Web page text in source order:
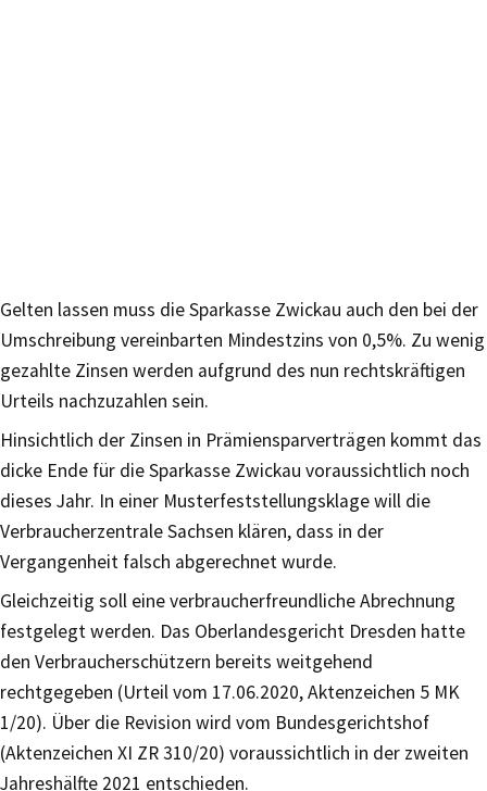
Gelten lassen muss die Sparkasse Zwickau auch den bei der
Umschreibung vereinbarten Mindestzins von 0,5%. Zu wenig
gezahlte Zinsen werden aufgrund des nun rechtskräftigen
Urteils nachzuzahlen sein.
Hinsichtlich der Zinsen in Prämiensparverträgen kommt das
dicke Ende für die Sparkasse Zwickau voraussichtlich noch
dieses Jahr. In einer Musterfeststellungsklage will die
Verbraucherzentrale Sachsen klären, dass in der
Vergangenheit falsch abgerechnet wurde.
Gleichzeitig soll eine verbraucherfreundliche Abrechnung
festgelegt werden. Das Oberlandesgericht Dresden hatte
den Verbraucherschützern bereits weitgehend
rechtgegeben (Urteil vom 17.06.2020, Aktenzeichen 5 MK
1/20). Über die Revision wird vom Bundesgerichtshof
(Aktenzeichen XI ZR 310/20) voraussichtlich in der zweiten
Jahreshälfte 2021 entschieden.